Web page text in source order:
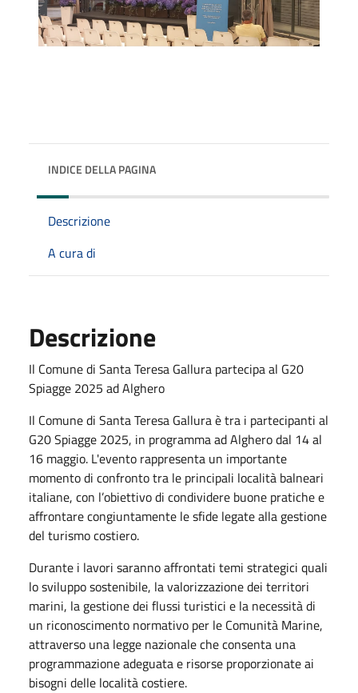
INDICE DELLA PAGINA
Descrizione
A cura di
Descrizione
Il Comune di Santa Teresa Gallura partecipa al G20
Spiagge 2025 ad Alghero
Il Comune di Santa Teresa Gallura è tra i partecipanti al
G20 Spiagge 2025, in programma ad Alghero dal 14 al
16 maggio. L'evento rappresenta un importante
momento di confronto tra le principali località balneari
italiane, con l’obiettivo di condividere buone pratiche e
affrontare congiuntamente le sfide legate alla gestione
del turismo costiero.
Durante i lavori saranno affrontati temi strategici quali
lo sviluppo sostenibile, la valorizzazione dei territori
marini, la gestione dei flussi turistici e la necessità di
un riconoscimento normativo per le Comunità Marine,
attraverso una legge nazionale che consenta una
programmazione adeguata e risorse proporzionate ai
bisogni delle località costiere.